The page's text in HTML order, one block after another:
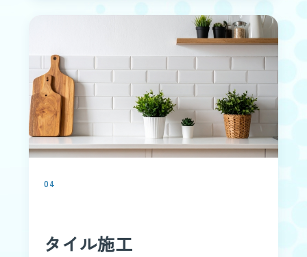
04
タイル施工